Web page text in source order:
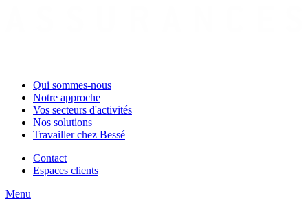
Qui sommes-nous
Notre approche
Vos secteurs d'activités
Nos solutions
Travailler chez Bessé
Contact
Espaces clients
Menu